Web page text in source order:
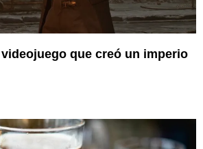
que creó un imperio